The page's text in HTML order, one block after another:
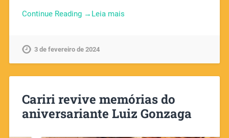
Continue Reading →
3 de fevereiro de 2024
Cariri revive memórias do
aniversariante Luiz Gonzaga